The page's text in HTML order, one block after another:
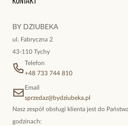
BY DZIUBEKA
ul. Fabryczna 2
43-110 Tychy
Telefon
+48 733 744 810
Email
sprzedaz@bydziubeka.pl
Nasz zespół obsługi klienta jest do
godzinach: